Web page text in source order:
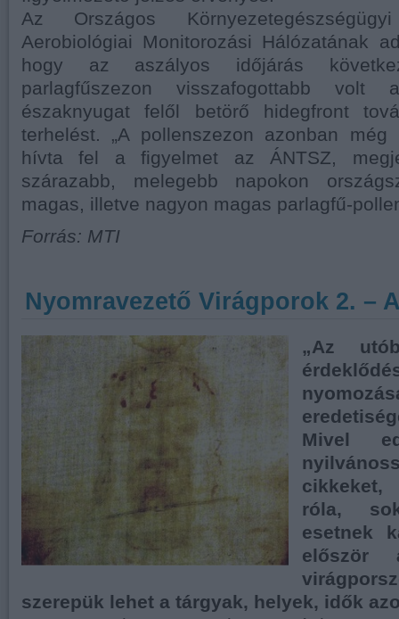
Az Országos
Aerobiológiai Monitorozási Hálózatának
hogy az aszályos időjárás
parlagfűszezon visszafogottabb
északnyugat felől betörő hidegfront
terhelést. „A pollenszezon azonban
hívta fel a figyelmet az ÁNTSZ,
szárazabb, melegebb napokon
magas, illetve nagyon magas parlagfű-
Forrás: MTI
Nyomravezető Virágporok 2. –
„Az
Mivel
róla,
esetnek
először
szerepük lehet a tárgyak, helyek, idők